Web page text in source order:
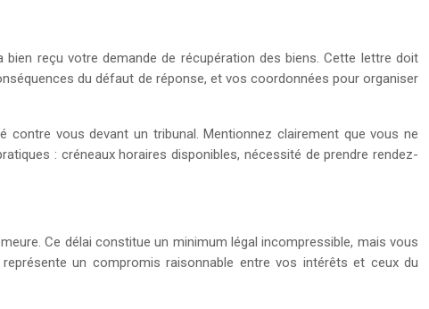
reçu votre demande de récupération des biens. Cette lettre doit
du défaut de réponse, et vos coordonnées pour organiser
vous devant un tribunal. Mentionnez clairement que vous ne
: créneaux horaires disponibles, nécessité de prendre rendez-
Ce délai constitue un minimum légal incompressible, mais vous
un compromis raisonnable entre vos intérêts et ceux du